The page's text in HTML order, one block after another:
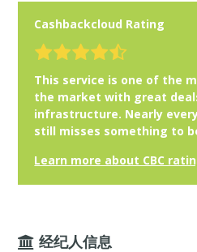
Cashbackcloud Rating
This service is one of the
the market with great
infrastructure. Nearly
still misses something to
Learn more about CBC
经纪人信息